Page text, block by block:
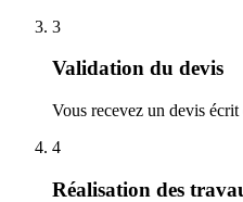
3
Validation du devis
Vous recevez un devis
4
Réalisation des